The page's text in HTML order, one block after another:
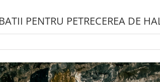
PENTRU PETRECEREA DE